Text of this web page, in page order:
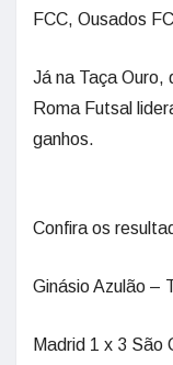
FCC, Ousados
Já na Taça Ouro,
Roma Futsal
ganhos.
Confira os
Ginásio Azulão –
Madrid 1 x 3 São